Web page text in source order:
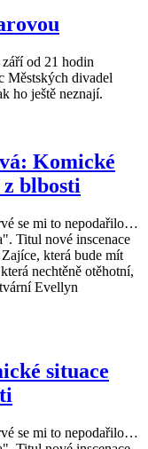
od 21 hodin
Městských divadel
ho ještě neznají.
Komické
blbosti
se mi to nepodařilo…
Titul nové inscenace
která bude mít
nechtěně otěhotní,
Evellyn
situace
se mi to nepodařilo…